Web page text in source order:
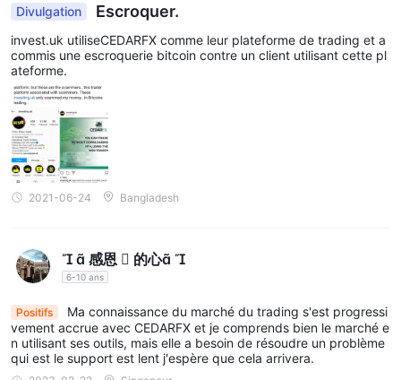
Divulgation Escroquer.
invest.uk utiliseCEDARFX comme leur plateforme de trading et a
commis une escroquerie bitcoin contre un client utilisant cette pl
ateforme.
2021-06-24 Bangladesh
  感恩  的心 
6-10 ans
Positifs
Ma connaissance du marché du trading s'est progressi
vement accrue avec CEDARFX et je comprends bien le marché e
n utilisant ses outils, mais elle a besoin de résoudre un problème
qui est le support est lent j'espère que cela arrivera.